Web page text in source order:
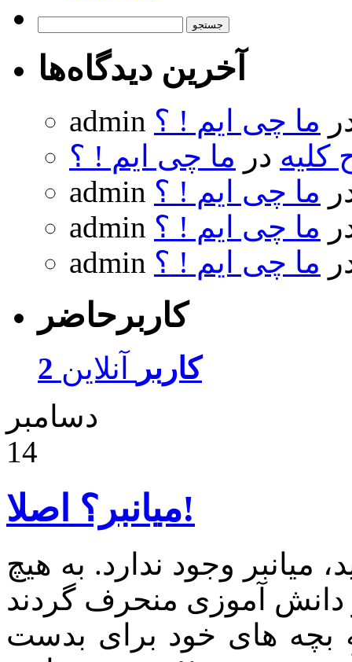
آخرین دیدگاه‌ها
admin ما چی ایم ! ؟
کلیه در ما چی ایم ! ؟
admin ما چی ایم ! ؟
admin ما چی ایم ! ؟
admin ما چی ایم ! ؟
کاربرحاضر
2 کاربر
آنلاین
دسامبر
14
میانبر؟ اصلا!
میانبر وجود ندارد. به هیچ
بچه های خود برای بدست